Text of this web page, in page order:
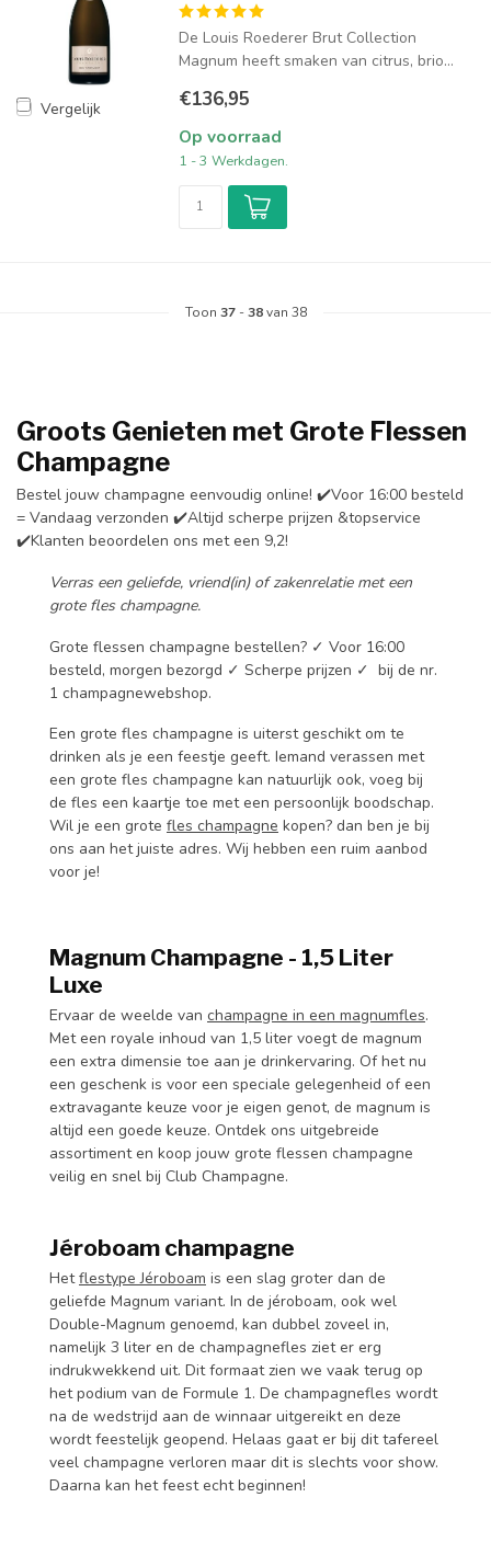
Vergelijk
De Louis Roederer Brut Collection
Magnum heeft smaken van citrus, brio...
€136,95
Op voorraad
1 - 3 Werkdagen.
Toon 37-38van 38
Groots Genieten met Grote Flessen
Champagne
Bestel jouw champagne eenvoudig online! ✔️Voor 16:00 besteld
= Vandaag verzonden ✔️Altijd scherpe prijzen &topservice
✔️Klanten beoordelen ons met een 9,2!
Verras een geliefde, vriend(in) of zakenrelatie met een
grote fles champagne.
Grote flessen champagne bestellen? ✓ Voor 16:00
besteld, morgen bezorgd ✓ Scherpe prijzen ✓ bij de nr.
1 champagnewebshop.
Een grote fles champagne is uiterst geschikt om te
drinken als je een feestje geeft. Iemand verassen met
een grote fles champagne kan natuurlijk ook, voeg bij
de fles een kaartje toe met een persoonlijk boodschap.
Wil je een grote fles champagne kopen? dan ben je bij
ons aan het juiste adres. Wij hebben een ruim aanbod
voor je!
Magnum Champagne - 1,5 Liter
Luxe
Ervaar de weelde van champagne in een magnumfles.
Met een royale inhoud van 1,5 liter voegt de magnum
een extra dimensie toe aan je drinkervaring. Of het nu
een geschenk is voor een speciale gelegenheid of een
extravagante keuze voor je eigen genot, de magnum is
altijd een goede keuze. Ontdek ons uitgebreide
assortiment en koop jouw grote flessen champagne
veilig en snel bij Club Champagne.
Jéroboam champagne
Hetflestype Jéroboam is een slag groter dan de
geliefde Magnum variant. In de jéroboam, ook wel
Double-Magnum genoemd, kan dubbel zoveel in,
namelijk 3 liter en de champagnefles ziet er erg
indrukwekkend uit. Dit formaat zien we vaak terug op
het podium van de Formule 1. De champagnefles wordt
na de wedstrijd aan de winnaar uitgereikt en deze
wordt feestelijk geopend. Helaas gaat er bij dit tafereel
veel champagne verloren maar dit is slechts voor show.
Daarna kan het feest echt beginnen!